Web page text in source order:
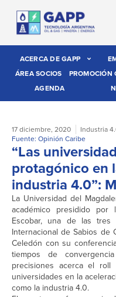
ACERCA DE GAPP
ÁREA SOCIOS
PROMOCIÓN
AGENDA
17 diciembre, 2020 Industria
Fuente: Opinión Caribe
“Las
protagónico en
industria 4.0”:
La Universidad del
académico presidido
Escobar, una de las tres
Internacional de Sabios de
Celedón con su
tiempos de
precisiones acerca el roll
universidades en la
como la industria 4.0.